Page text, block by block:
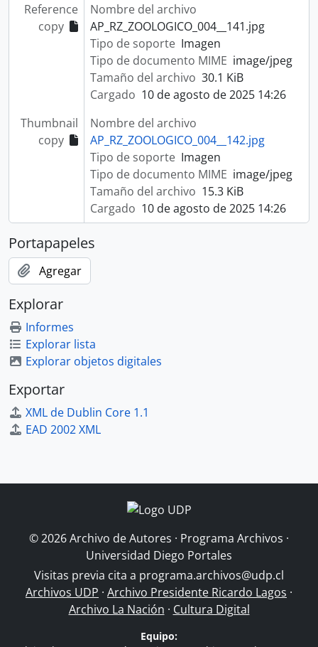
Reference
copy
Nombre del archivo
AP_RZ_ZOOLOGICO_004__141.jpg
Tipo de soporte Imagen
Tipo de documento MIME image/jpeg
Tamaño del archivo 30.1 KiB
Cargado 10 de agosto de 2025 14:26
Thumbnail
copy
Nombre del archivo
AP_RZ_ZOOLOGICO_004__142.jpg
Tipo de soporte Imagen
Tipo de documento MIME image/jpeg
Tamaño del archivo 15.3 KiB
Cargado 10 de agosto de 2025 14:26
Portapapeles
Agregar
Explorar
Informes
Explorar lista
Explorar objetos digitales
Exportar
XML de Dublin Core 1.1
EAD 2002 XML
© 2026 Archivo de Autores · Programa Archivos ·
Universidad Diego Portales
Visitas previa cita a programa.archivos@udp.cl
Archivos UDP · Archivo Presidente Ricardo Lagos ·
Archivo La Nación · Cultura Digital
Equipo: